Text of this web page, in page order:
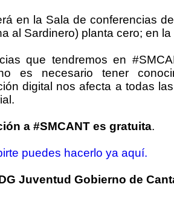
en la Sala de conferencias
al Sardinero) planta cero; en
que tendremos en
es necesario tener
digital nos afecta a todas
a #SMCANT es gratuita.
puedes hacerlo ya aquí.
Juventud Gobierno de